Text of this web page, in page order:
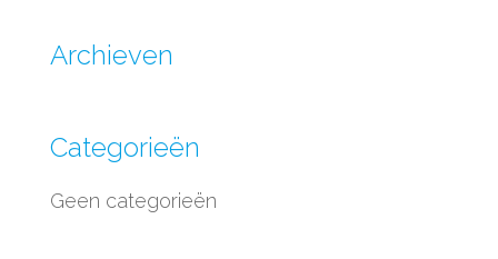
Archieven
Categorieën
Geen categorieën